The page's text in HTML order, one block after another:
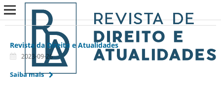
Revista da Direito e Atualidades
2023-09-26
Saiba mais